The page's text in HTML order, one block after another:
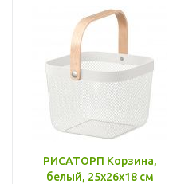
РИСАТОРП Корзина,
белый, 25x26x18 см